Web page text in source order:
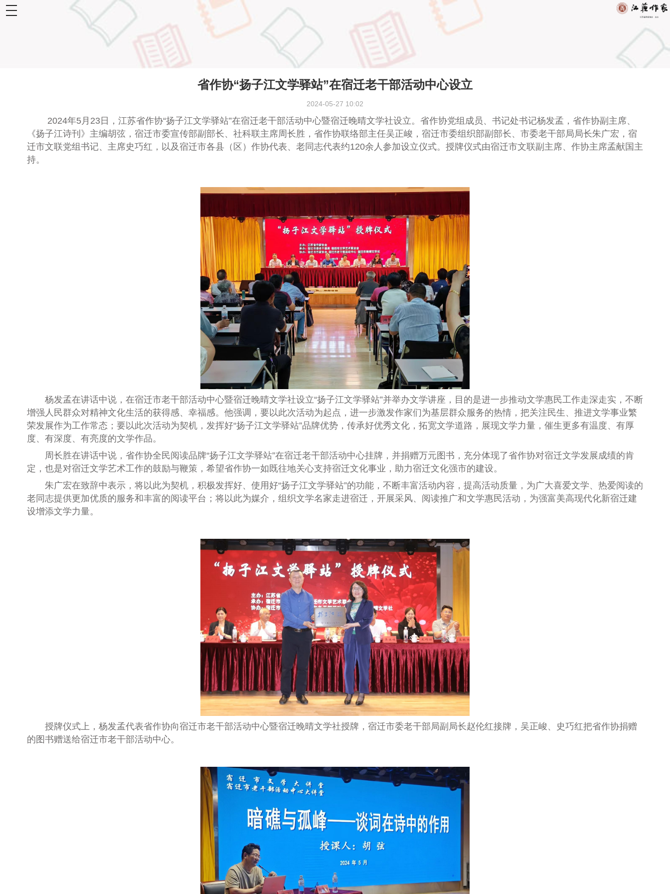
toggle
省作协“扬子江文学驿站”在宿迁老干部活动中心设立
2024-05-27 10:02
2024年5月 23日， 江苏省作协“扬子江文学驿站”在宿迁老干部活动中心暨宿迁晚晴文学社设立。 省作协党组成员、书记处书记杨发孟， 省作协副主席、
《扬子江诗刊》主编胡弦， 宿迁市委宣传部副部长、社科联主席周长胜，省作协联络部主任吴正峻， 宿迁市委组织部副部长、市委老干部局局长朱广宏，宿
迁市文联党组书记、主席史巧红，以及宿迁市各县（区）作协代表、老同志代表约120余人 参加设立仪式。 授牌仪式由宿迁市文联副主席、作协主席孟献国 主
持。
杨发孟在讲话中说， 在宿迁市老干部活动中心暨宿迁晚晴文学社设立“扬子江文学驿站”并举办文学讲座，目的是进一步推动文学惠民工作走深走实，不断
增强人民群众对精神文化生活的获得感、幸福感。他强调，要以此次活动为起点，进一步激发作家们为基层群众服务的热情，把关注民生、推进文学事业繁
荣发展作为工作常态 ； 要以此次活动为契机，发挥好“扬子江文学驿站”品牌优势，传承好优秀文化，拓宽文学道路，展现文学力量，催生更多有温度、有厚
度、有深度、有亮度的文学作品。
周长胜在讲话中说， 省作协全民阅读品牌“扬子江文学驿站”在宿迁老干部活动中心挂牌，并捐赠万元图书，充分体现了省作协对宿迁文学发展成绩的肯
定，也是对宿迁文学艺术工作的鼓励与鞭策，希望省作协一如既往地关心支持宿迁文化事业，助力宿迁文化强市的建设。
朱广宏在致辞中表示，将以此为契机，积极发挥好、使用好“扬子江文学驿站”的功能，不断丰富活动内容，提高活动质量，为广大喜爱文学、热爱阅读的
老同志提供更加优质的服务和丰富的阅读平台 ；将以此为媒介，组织文学名家走进宿迁，开展采风、阅读推广和文学惠民活动，为强富美高现代化新宿迁建
设增添文学力量。
授牌仪式上， 杨发孟代表省作协向宿迁市老干部活动中心暨宿迁晚晴文学社授牌， 宿迁市委老干部局副局长赵伦红接牌 ， 吴正峻、 史巧红把省作协捐赠
的图书赠送给宿迁市老干部活动中心。